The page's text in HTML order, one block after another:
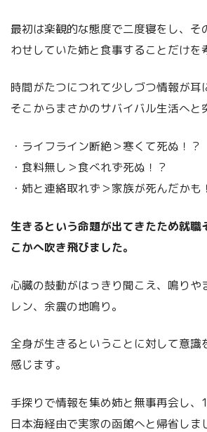
最初は楽観的な態度で二度寝をし、そ
わせしていた姉と食事することだけを
時間がたつにつれて少しづつ情報が耳
そこからまさかのサバイバル生活へと
・ライフライン断絶＞寒くて死ぬ！？
・食料無し＞食べれず死ぬ！？
・姉と連絡取れず＞家族が死んだかも
生きるという命題が出てきたため就職
こかへ吹き飛びました。
心臓の鼓動がはっきり聞こえ、鳴りや
レン、余震の地鳴り。
全身が生きるということに対して意識
感じます。
手探りで情報を集め姉と無事再会し、
日本海経由で実家の函館へと帰省しま